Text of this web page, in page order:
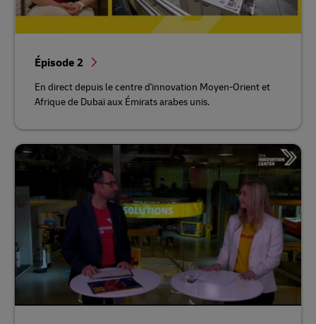
Épisode 2
En direct depuis le centre d'innovation Moyen-Orient et
Afrique de Dubaï aux Émirats arabes unis.